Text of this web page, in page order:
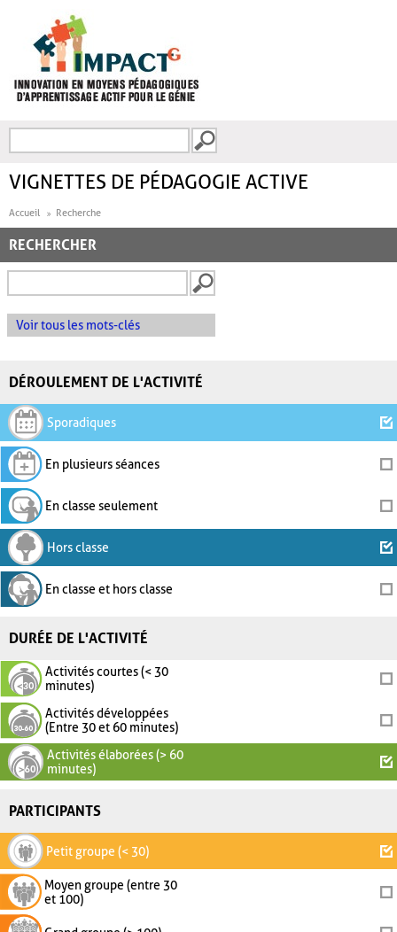
FORMULAIRE DE
VIGNETTES DE PÉDAGOGIE ACTIVE
Accueil Recherche
RECHERCHER
Voir tous les mots-clés
DÉROULEMENT DE L'ACTIVITÉ
Sporadiques
En plusieurs séances
En classe seulement
Hors classe
En classe et hors classe
DURÉE DE L'ACTIVITÉ
Activités courtes (< 30
minutes)
Activités développées
(Entre 30 et 60 minutes)
Activités élaborées (> 60
minutes)
PARTICIPANTS
Petit groupe (< 30)
Moyen groupe (entre 30
et 100)